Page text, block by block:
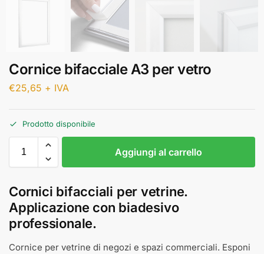
Cornice bifacciale A3 per vetro
€25,65 + IVA
Prodotto disponibile
Aggiungi al carrello
Cornici bifacciali per vetrine.
Applicazione con biadesivo
professionale.
Cornice per vetrine di negozi e spazi commerciali. Esponi